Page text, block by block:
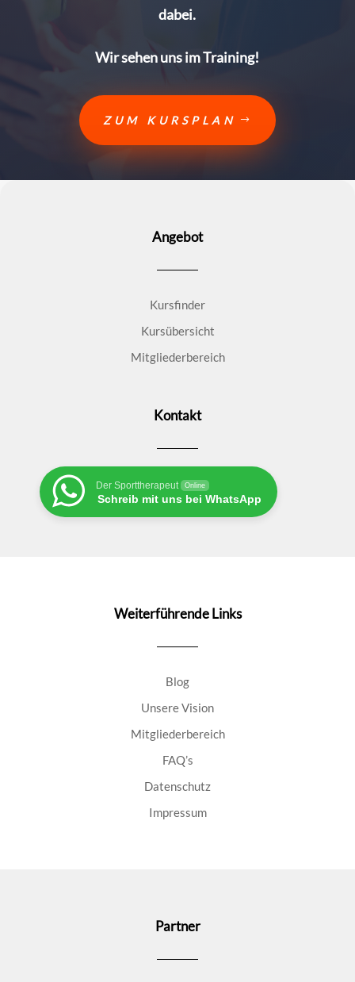
dabei.
Wir sehen uns im Training!
ZUM KURSPLAN
Angebot
Kursfinder
Kursübersicht
Mitgliederbereich
Kontakt
Der Sporttherapeut Online
Schreib mit uns bei WhatsApp
Weiterführende Links
Blog
Unsere Vision
Mitgliederbereich
FAQ’s
Datenschutz
Impressum
Partner